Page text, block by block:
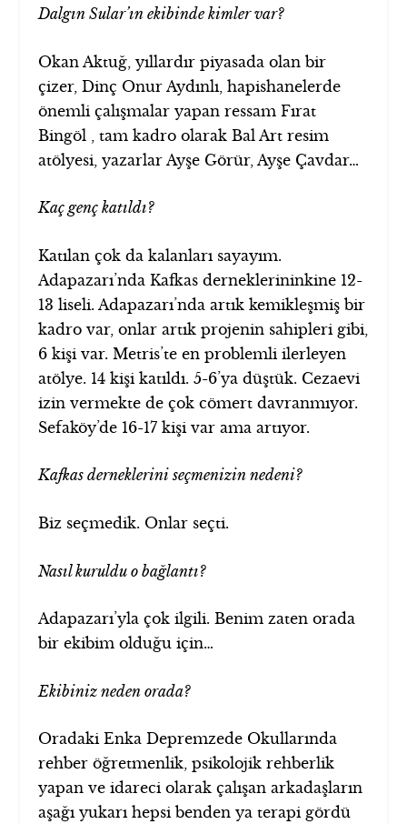
Dalgın Sular’ın ekibinde kimler var?
Okan Aktuğ, yıllardır piyasada olan bir
çizer, Dinç Onur Aydınlı, hapishanelerde
önemli çalışmalar yapan ressam Fırat
Bingöl , tam kadro olarak Bal Art resim
atölyesi, yazarlar Ayşe Görür, Ayşe Çavdar…
Kaç genç katıldı?
Katılan çok da kalanları sayayım.
Adapazarı’nda Kafkas derneklerininkine 12-
13 liseli. Adapazarı’nda artık kemikleşmiş bir
kadro var, onlar artık projenin sahipleri gibi,
6 kişi var. Metris’te en problemli ilerleyen
atölye. 14 kişi katıldı. 5-6’ya düştük. Cezaevi
izin vermekte de çok cömert davranmıyor.
Sefaköy’de 16-17 kişi var ama artıyor.
Kafkas derneklerini seçmenizin nedeni?
Biz seçmedik. Onlar seçti.
Nasıl kuruldu o bağlantı?
Adapazarı’yla çok ilgili. Benim zaten orada
bir ekibim olduğu için…
Ekibiniz neden orada?
Oradaki Enka Depremzede Okullarında
rehber öğretmenlik, psikolojik rehberlik
yapan ve idareci olarak çalışan arkadaşların
aşağı yukarı hepsi benden ya terapi gördü